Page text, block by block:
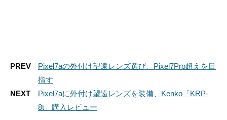
PREV
Pixel7aの外付け望遠レンズ選び、Pixel7Pro超えを目
指す
NEXT
Pixel7aに外付け望遠レンズを装備、Kenko「KRP-
8t」購入レビュー